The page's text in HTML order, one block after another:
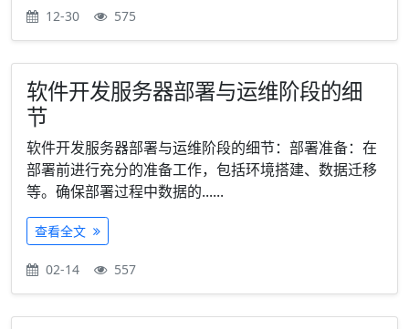
12-30 575
软件开发服务器部署与运维阶段的细
节
软件开发服务器部署与运维阶段的细节：部署准备：在
部署前进行充分的准备工作，包括环境搭建、数据迁移
等。确保部署过程中数据的......
查看全文
02-14 557